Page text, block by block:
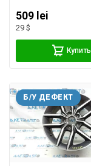
509 lei
29 $
Купить
Б/У ДЕФЕКТ